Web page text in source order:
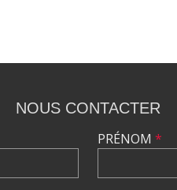
NOUS CONTACTER
PRÉNOM *